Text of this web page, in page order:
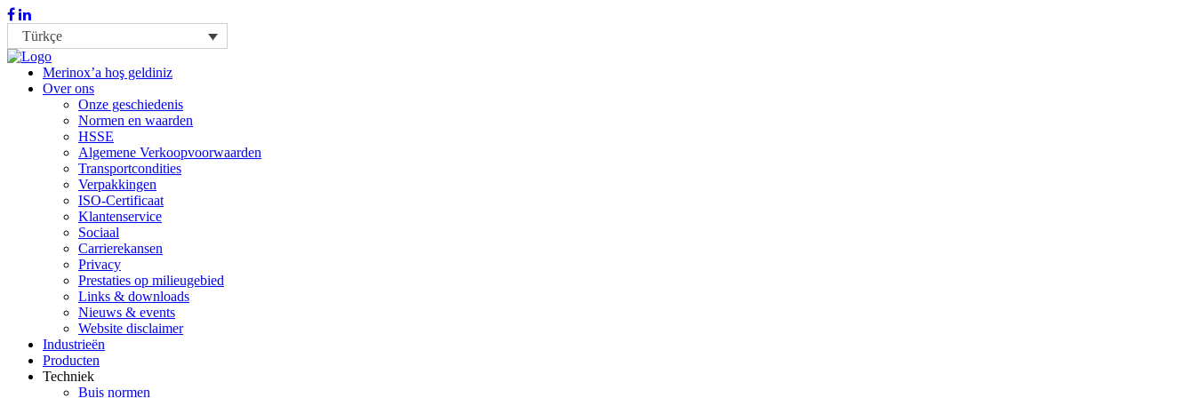
Türkçe
Merinox’a hoş geldiniz
Over ons
Onze geschiedenis
Normen en waarden
HSSE
Algemene Verkoopvoorwaarden
Transportcondities
Verpakkingen
ISO-Certificaat
Klantenservice
Sociaal
Carrierekansen
Privacy
Prestaties op milieugebied
Links & downloads
Nieuws & events
Website disclaimer
Industrieën
Producten
Techniek
Buis normen